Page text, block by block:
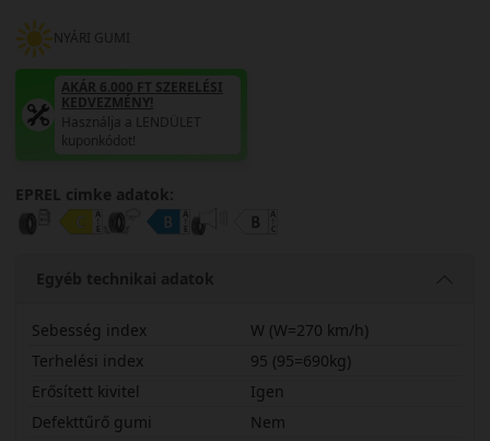
NYÁRI GUMI
AKÁR 6.000 FT SZERELÉSI
KEDVEZMÉNY!
Használja a LENDÜLET
kuponkódot!
EPREL cimke adatok:
Egyéb technikai adatok
Sebesség index
W (W=270 km/h)
Terhelési index
95 (95=690kg)
Erősített kivitel
Igen
Defekttűrő gumi
Nem